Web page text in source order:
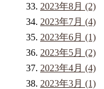
2023年8月 (2)
2023年7月 (4)
2023年6月 (1)
2023年5月 (2)
2023年4月 (4)
2023年3月 (1)